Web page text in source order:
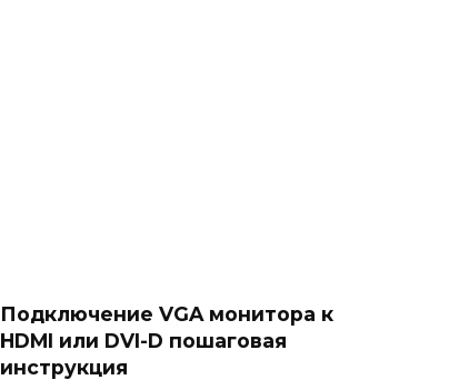
Подключение VGA монитора к
HDMI или DVI-D пошаговая
инструкция